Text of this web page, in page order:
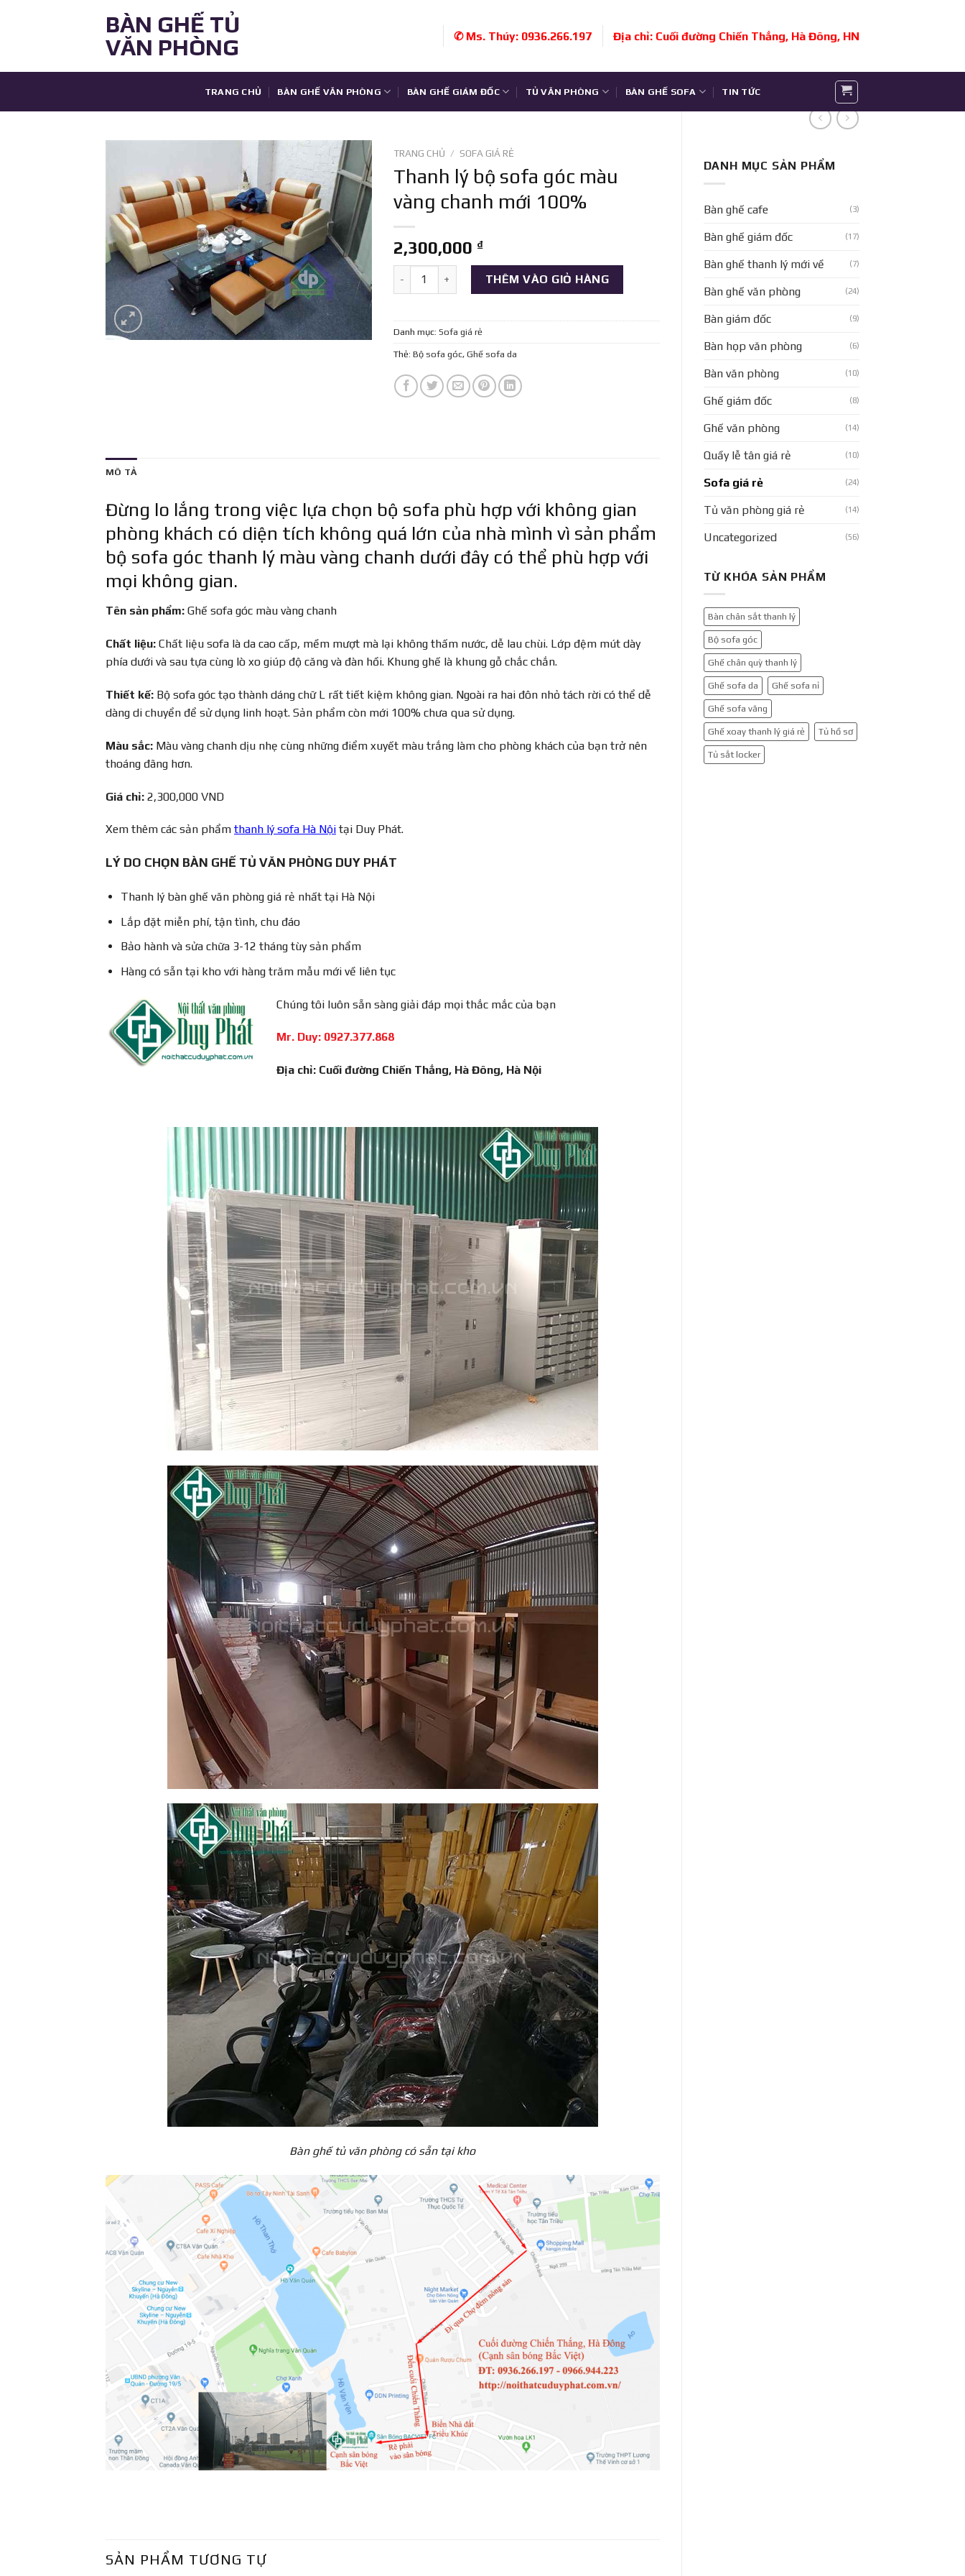
BÀN GHẾ TỦ
VĂN PHÒNG
✆ Ms. Thúy: 0936.266.197 Địa chỉ: Cuối đường Chiến Thắng, Hà Đông, HN
TRANG CHỦ BÀN GHẾ VĂN PHÒNG BÀN GHẾ GIÁM ĐỐC TỦ VĂN PHÒNG BÀN GHẾ SOFA TIN TỨC
DANH MỤC SẢN PHẨM
Bàn ghế cafe (3)
Bàn ghế giám đốc (17)
Bàn ghế thanh lý mới về (7)
Bàn ghế văn phòng (24)
Bàn giám đốc (9)
Bàn họp văn phòng (6)
Bàn văn phòng (10)
Ghế giám đốc (8)
Ghế văn phòng (14)
Quầy lễ tân giá rẻ (10)
Sofa giá rẻ (24)
Tủ văn phòng giá rẻ (14)
Uncategorized (56)
TỪ KHÓA SẢN PHẨM
Bàn chân sắt thanh lý
Bộ sofa góc
Ghế chân quỳ thanh lý
Ghế sofa da Ghế sofa nỉ
Ghế sofa văng
Ghế xoay thanh lý giá rẻ Tủ hồ sơ
Tủ sắt locker
TRANG CHỦ / SOFA GIÁ RẺ
Thanh lý bộ sofa góc màu
vàng chanh mới 100%
2,300,000 ₫
Thanh lý bộ sofa góc màu vàng chanh mới 100% số lượng
THÊM VÀO GIỎ HÀNG
Danh mục: Sofa giá rẻ
Thẻ: Bộ sofa góc, Ghế sofa da
MÔ TẢ
Đừng lo lắng trong việc lựa chọn bộ sofa phù hợp với không gian
phòng khách có diện tích không quá lớn của nhà mình vì sản phẩm
bộ sofa góc thanh lý màu vàng chanh dưới đây có thể phù hợp với
mọi không gian.
Tên sản phẩm: Ghế sofa góc màu vàng chanh
Chất liệu: Chất liệu sofa là da cao cấp, mềm mượt mà lại không thấm nước, dễ lau chùi. Lớp đệm mút dày
phía dưới và sau tựa cùng lò xo giúp độ căng và đàn hồi. Khung ghế là khung gỗ chắc chắn.
Thiết kế: Bộ sofa góc tạo thành dáng chữ L rất tiết kiệm không gian. Ngoài ra hai đôn nhỏ tách rời có thể dễ
dàng di chuyển để sử dụng linh hoạt. Sản phẩm còn mới 100% chưa qua sử dụng.
Màu sắc: Màu vàng chanh dịu nhẹ cùng những điểm xuyết màu trắng làm cho phòng khách của bạn trở nên
thoáng đãng hơn.
Giá chỉ: 2,300,000 VND
Xem thêm các sản phẩm thanh lý sofa Hà Nội tại Duy Phát.
LÝ DO CHỌN BÀN GHẾ TỦ VĂN PHÒNG DUY PHÁT
Thanh lý bàn ghế văn phòng giá rẻ nhất tại Hà Nội
Lắp đặt miễn phí, tận tình, chu đáo
Bảo hành và sửa chữa 3-12 tháng tùy sản phẩm
Hàng có sẵn tại kho với hàng trăm mẫu mới về liên tục
Chúng tôi luôn sẵn sàng giải đáp mọi thắc mắc của bạn
Mr. Duy: 0927.377.868
Địa chỉ: Cuối đường Chiến Thắng, Hà Đông, Hà Nội
Bàn ghế tủ văn phòng có sẵn tại kho
SẢN PHẨM TƯƠNG TỰ